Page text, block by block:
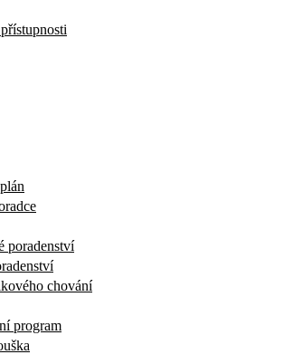
poradenství
chování
program